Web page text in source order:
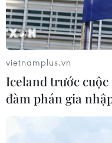
Xem trực tiếp Việt
tại ASEAN Cup 2026
07/08/2026 09:49
Nhận định
Indonesia (20h ngày
vietnamplus.vn
Iceland trước
đàm phán gia